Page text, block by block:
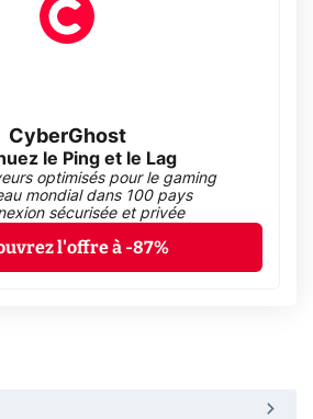
CyberGhost
le Ping et le Lag
optimisés pour le gaming
mondial dans 100 pays
sécurisée et privée
l'offre à -87%